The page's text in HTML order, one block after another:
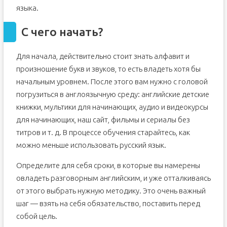
языка.
С чего начать?
Для начала, действительно стоит знать алфавит и
произношение букв и звуков, то есть владеть хотя бы
начальным уровнем. После этого вам нужно с головой
погрузиться в англоязычную среду: английские детские
книжки, мультики для начинающих, аудио и видеокурсы
для начинающих, наш сайт, фильмы и сериалы без
титров и т. д. В процессе обучения старайтесь, как
можно меньше использовать русский язык.
Определите для себя сроки, в которые вы намерены
овладеть разговорным английским, и уже отталкиваясь
от этого выбрать нужную методику. Это очень важный
шаг — взять на себя обязательство, поставить перед
собой цель.